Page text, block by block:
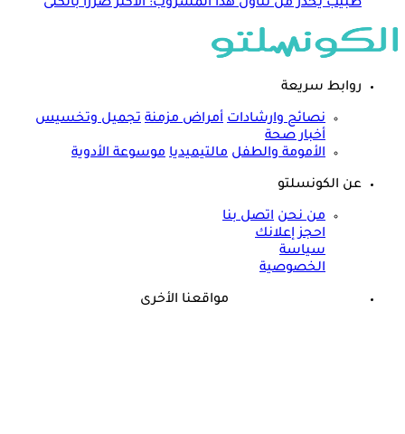
طبيب يحذر من تناول هذا المشروب: الأكثر ضررًا بالكلى
روابط سريعة
نصائح وارشادات أمراض مزمنة تجميل وتخسيس
أخبار صحة
الأمومة والطفل مالتيميديا موسوعة الأدوية
عن الكونسلتو
من نحن اتصل بنا
احجز إعلانك
سياسة
الخصوصية
مواقعنا الأخرى